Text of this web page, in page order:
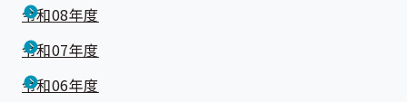
令和08年度
令和07年度
令和06年度